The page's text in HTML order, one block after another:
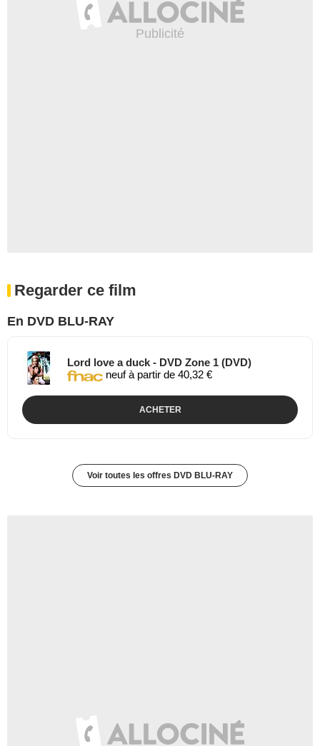
Regarder ce film
En DVD BLU-RAY
Lord love a duck - DVD Zone 1 (DVD)
neuf à partir de 40,32 €
ACHETER
Voir toutes les offres DVD BLU-RAY